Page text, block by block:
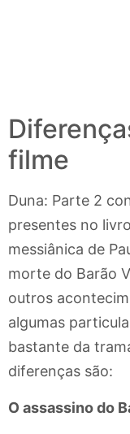
filme
Duna: Parte 2
presentes no
messiânica de
morte do Barão
outros
algumas
bastante da
diferenças são:
O assassino do